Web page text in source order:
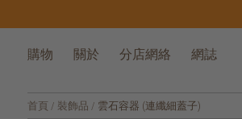
購物 關於 分店網絡 網誌
首頁 / 裝飾品 / 雲石容器 (連纖細蓋子)